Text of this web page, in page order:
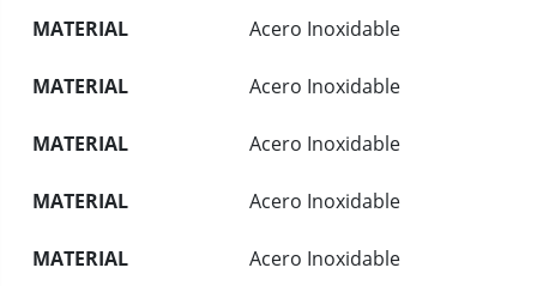
MATERIAL Acero Inoxidable
MATERIAL Acero Inoxidable
MATERIAL Acero Inoxidable
MATERIAL Acero Inoxidable
MATERIAL Acero Inoxidable